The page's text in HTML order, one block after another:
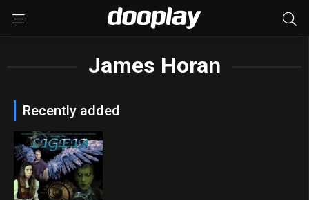
James Horan
Recently added